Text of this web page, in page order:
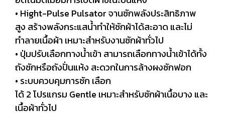
• Hight-Pulse Pulsator จานซักพลังประสิทธิภาพ
สูง สร้างพลังกระแสน้ำทำให้ซักผ้าได้สะอาด และไม่
ทำลายเนื้อผ้า เหมาะสำหรับงานซักผ้าทั่วไป
• ปุ่มปรับเลือกทางน้ำเข้า สามารถเลือกทางน้ำเข้าได้ทั้ง
ถังซักหรือถังปั่นแห้ง สะดวกในการล้างผงซักฟอก
• ระบบควบคุมการซัก เลือก
ได้ 2 โปรแกรม Gentle เหมาะสำหรับซักผ้าเนื้อบาง และ
เนื้อผ้าทั่วไป